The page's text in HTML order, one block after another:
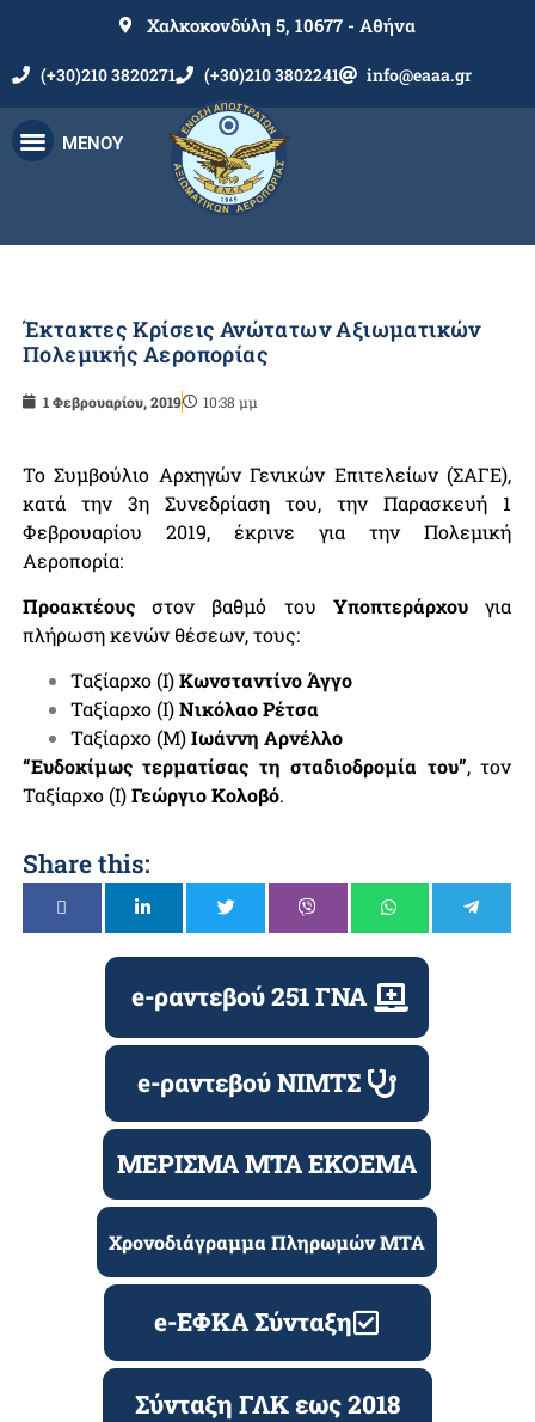
Χαλκοκονδύλη 5, 10677 - Αθήνα
(+30)210 3820271 (+30)210 3802241 info@eaaa.gr
ΜΕΝΟΥ
Έκτακτες Κρίσεις Ανώτατων Αξιωματικών
Πολεμικής Αεροπορίας
1 Φεβρουαρίου, 2019 10:38 μμ
Το Συμβούλιο Αρχηγών Γενικών Επιτελείων (ΣΑΓΕ),
κατά την 3η Συνεδρίαση του, την Παρασκευή 1
Φεβρουαρίου 2019, έκρινε για την Πολεμική
Αεροπορία:
Προακτέους στον βαθμό του Υποπτεράρχουγια
πλήρωση κενών θέσεων, τους:
Ταξίαρχο (Ι)Κωνσταντίνο Άγγο
Ταξίαρχο (Ι)Νικόλαο Ρέτσα
Ταξίαρχο (Μ)Ιωάννη Αρνέλλο
“Ευδοκίμως τερματίσας τη σταδιοδρομία του”, τον
Ταξίαρχο (Ι)Γεώργιο Κολοβό.
Share this:
e-ραντεβού 251 ΓΝΑ
e-ραντεβού ΝΙΜΤΣ
ΜΕΡΙΣΜΑ ΜΤΑ ΕΚΟΕΜΑ
Χρονοδιάγραμμα Πληρωμών ΜΤΑ
e-ΕΦΚΑ Σύνταξη
Σύνταξη ΓΛΚ εως 2018